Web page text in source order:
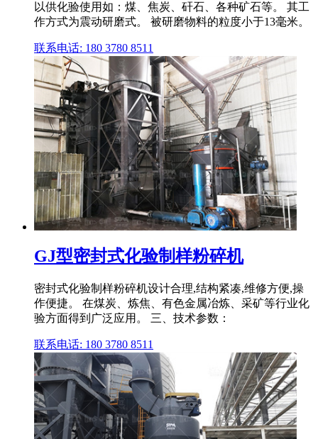
以供化验使用如：煤、焦炭、矸石、各种矿石等。 其工
作方式为震动研磨式。 被研磨物料的粒度小于13毫米。
联系电话: 180 3780 8511
GJ型密封式化验制样粉碎机
密封式化验制样粉碎机设计合理,结构紧凑,维修方便,操
作便捷。 在煤炭、炼焦、有色金属冶炼、采矿等行业化
验方面得到广泛应用。 三、技术参数：
联系电话: 180 3780 8511